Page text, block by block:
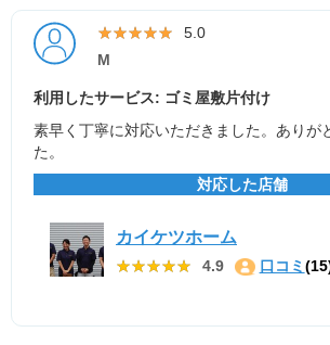
★★★★★
★★★★★ 5.0
M
利用したサービス: ゴミ屋敷片付け
素早く丁寧に対応いただきました。ありが
た。
対応した店舗
カイケツホーム
★★★★★
★★★★★ 4.9 口コミ